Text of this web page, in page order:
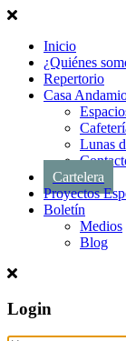
Inicio
¿Quiénes
Repertorio
Casa
Lunas
Cartelera
Proyectos
Boletín
Medios
Blog
Login